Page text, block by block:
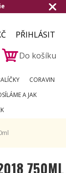
PŘIHLÁSIT
Do košíku
CORAVIN
A JAK
750ML